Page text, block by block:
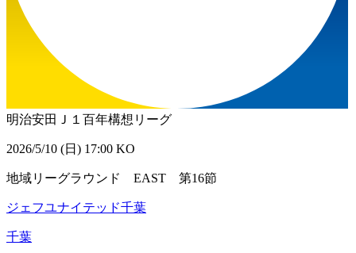
明治安田Ｊ１百年構想リーグ
2026/5/10 (日) 17:00 KO
地域リーグラウンド EAST 第16節
ジェフユナイテッド千葉
千葉